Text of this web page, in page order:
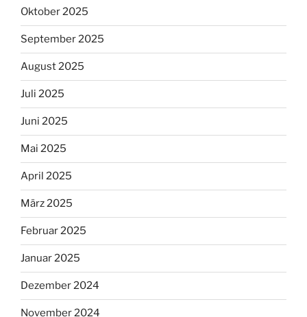
Oktober 2025
September 2025
August 2025
Juli 2025
Juni 2025
Mai 2025
April 2025
März 2025
Februar 2025
Januar 2025
Dezember 2024
November 2024